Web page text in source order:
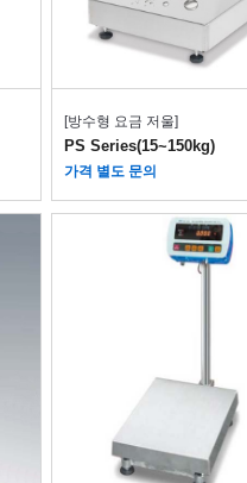
[방수형 요금 저울]
PS Series(15~150kg)
가격 별도 문의